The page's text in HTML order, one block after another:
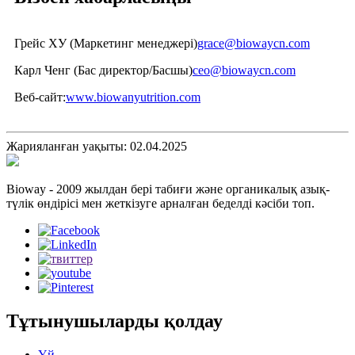
Грейс ХУ (Маркетинг менеджері)grace@biowaycn.com
Карл Ченг (Бас директор/Басшы)ceo@biowaycn.com
Веб-сайт:www.biowanyutrition.com
Жарияланған уақыты: 02.04.2025
Bioway - 2009 жылдан бері табиғи және органикалық азық-
түлік өндірісі мен жеткізуге арналған беделді кәсіби топ.
Тұтынушыларды қолдау